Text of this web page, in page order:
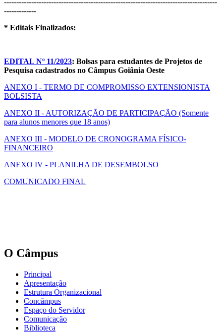
--------------------------------------------------------------------------------------
-------------
* Editais Finalizados:
EDITAL Nº 11/2023: Bolsas para estudantes de Projetos de
Pesquisa cadastrados no Câmpus Goiânia Oeste
ANEXO I - TERMO DE COMPROMISSO EXTENSIONISTA
BOLSISTA
ANEXO II - AUTORIZAÇÃO DE PARTICIPAÇÃO (Somente
para alunos menores que 18 anos)
ANEXO III - MODELO DE CRONOGRAMA FÍSICO-
FINANCEIRO
ANEXO IV - PLANILHA DE DESEMBOLSO
COMUNICADO FINAL
O Câmpus
Principal
Apresentação
Estrutura Organizacional
Concâmpus
Espaço do Servidor
Comunicação
Biblioteca